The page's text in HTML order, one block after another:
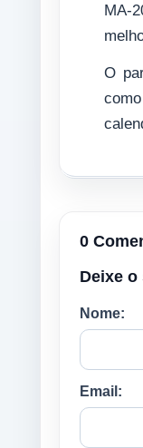
MA-
O
0
Deixe
Nome:
Email: